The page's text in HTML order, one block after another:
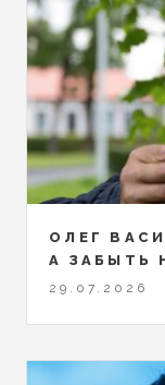
ОЛЕГ
А ЗАБЫТЬ
29.07.2026